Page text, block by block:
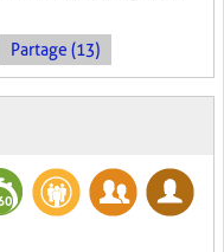
Partage (13)